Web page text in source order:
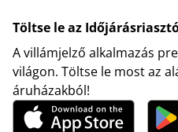
Töltse le az
A villámjelző alkalmazás
világon. Töltse le most az
áruházakból!